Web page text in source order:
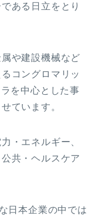
ある日立をとり
や建設機械など
コングロマリッ
を中心とした事
ています。
・エネルギー、
共・ヘルスケア
日本企業の中では